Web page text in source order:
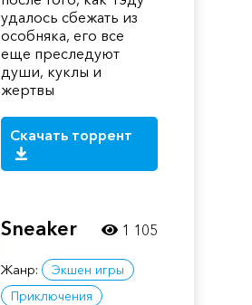
удалось сбежать из
особняка, его все
еще преследуют
души, куклы и
жертвы
Скачать торрент
Sneaker
Жанр:
Экшен игры
Приключения
1 105